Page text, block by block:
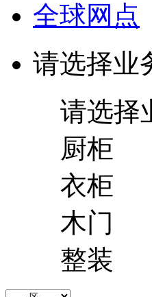
全球网点
请选择业
请选择
厨柜
衣柜
木门
整装